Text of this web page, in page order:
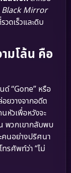
Black Mirror
ดเร็วและดิบ
มโล้น คือ
ด์ “Gone” หรือ
ยวางจากอดีต
หัวเพื่อหวังจะ
พวกเขากลับพบ
คนอย่างปริศนา
รศัพท์ว่า “ไม่